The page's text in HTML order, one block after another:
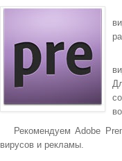
Рекомендуем Adobe
вирусов и рекламы.